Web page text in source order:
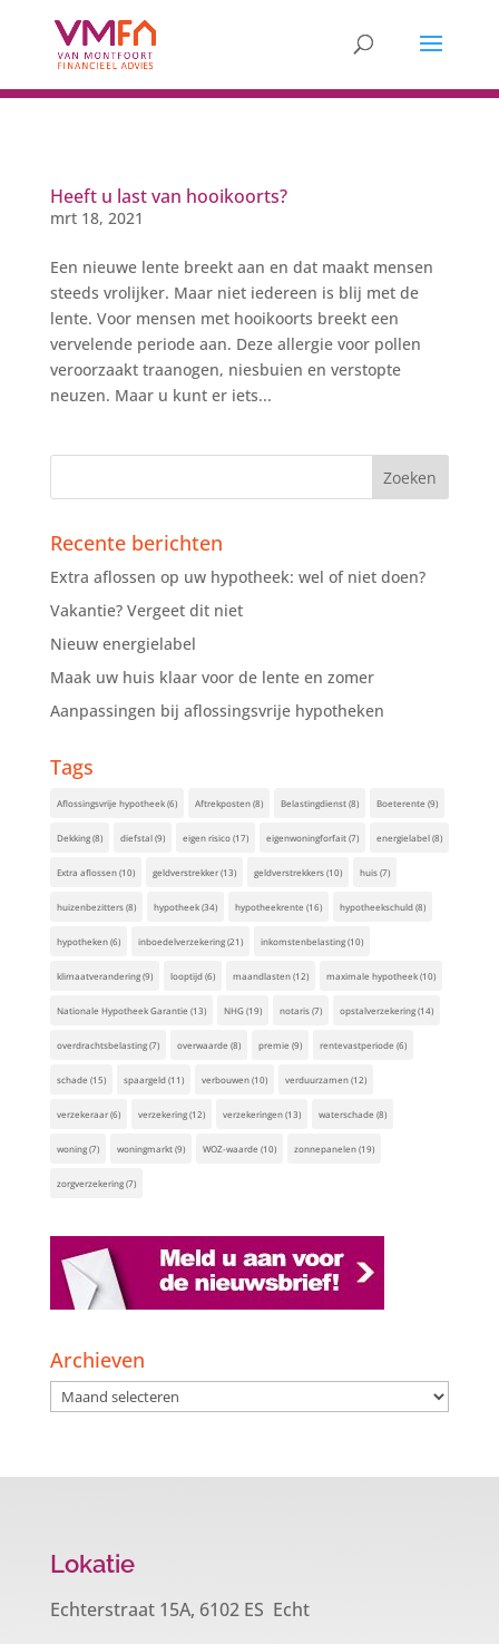
Heeft u last van hooikoorts?
mrt 18, 2021
Een nieuwe lente breekt aan en dat maakt mensen
steeds vrolijker. Maar niet iedereen is blij met de
lente. Voor mensen met hooikoorts breekt een
vervelende periode aan. Deze allergie voor pollen
veroorzaakt traanogen, niesbuien en verstopte
neuzen. Maar u kunt er iets...
Recente berichten
Extra aflossen op uw hypotheek: wel of niet doen?
Vakantie? Vergeet dit niet
Nieuw energielabel
Maak uw huis klaar voor de lente en zomer
Aanpassingen bij aflossingsvrije hypotheken
Tags
Aflossingsvrije hypotheek(6) Aftrekposten(8) Belastingdienst(8) Boeterente (9)
Dekking(8) diefstal(9) eigen risico(17) eigenwoningforfait(7) energielabel(8)
Extra aflossen(10) geldverstrekker(13) geldverstrekkers(10) huis(7)
huizenbezitters(8) hypotheek(34) hypotheekrente (16) hypotheekschuld(8)
hypotheken(6) inboedelverzekering(21) inkomstenbelasting(10)
klimaatverandering(9) looptijd(6) maandlasten(12) maximale hypotheek(10)
Nationale Hypotheek Garantie (13) NHG(19) notaris(7) opstalverzekering(14)
overdrachtsbelasting(7) overwaarde (8) premie (9) rentevastperiode (6)
schade (15) spaargeld(11) verbouwen(10) verduurzamen(12)
verzekeraar(6) verzekering(12) verzekeringen(13) waterschade (8)
woning(7) woningmarkt(9) WOZ-waarde (10) zonnepanelen(19)
zorgverzekering(7)
Archieven
Archieven
Lokatie
Echterstraat 15A, 6102 ES Echt